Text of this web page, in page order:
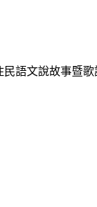
語文說故事暨